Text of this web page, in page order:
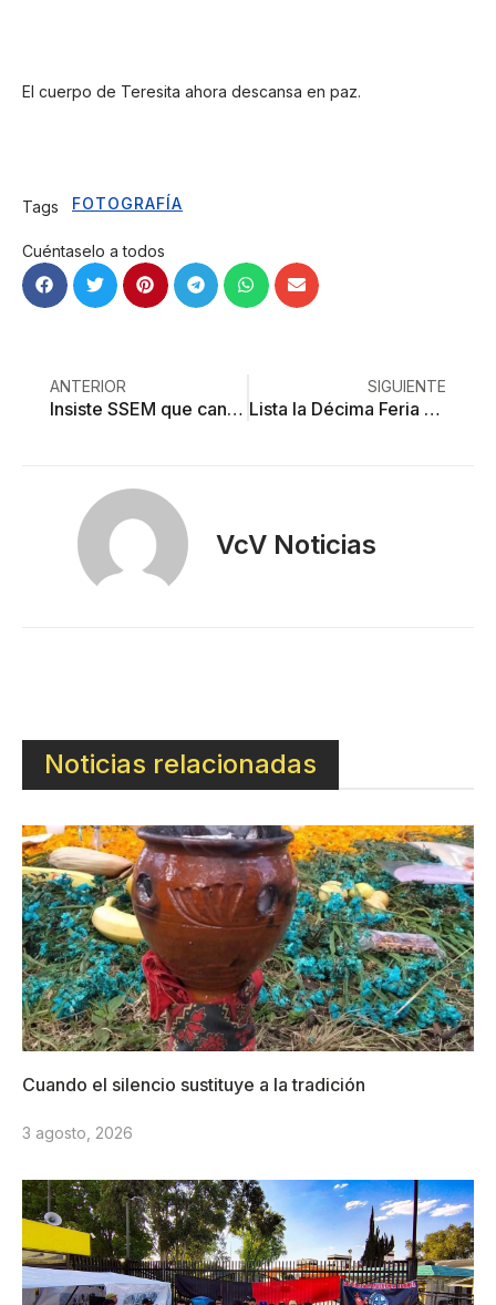
El cuerpo de Teresita ahora descansa en paz.
Tags FOTOGRAFÍA
Cuéntaselo a todos
ANTERIOR
Insiste SSEM que canje de armas reducirá inseguridad
SIGUIENTE
Lista la Décima Feria del Obispo 2019 de Tenancingo
VcV Noticias
Noticias relacionadas
Cuando el silencio sustituye a la tradición
3 agosto, 2026